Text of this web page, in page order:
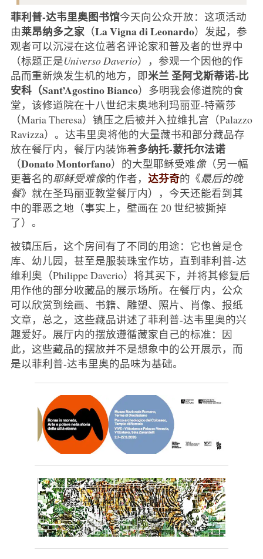
菲利普-达韦里奥图书馆今天向公众开放：这项活动
由莱昂纳多之家 （La Vigna di Leonardo）发起，参
观者可以沉浸在这位著名评论家和普及者的世界中
（标题正是Universo Daverio），参观一个因他的作
品而重新焕发生机的地方，即米兰圣阿戈斯蒂诺-比
安科（Sant’Agostino Bianco）多明我会修道院的食
堂，该修道院在十八世纪末奥地利玛丽亚-特蕾莎
（Maria Theresa）镇压之后被并入拉维扎宫（Palazzo
Ravizza）。达韦里奥将他的大量藏书和部分藏品存
放在餐厅内，餐厅内装饰着多纳托-蒙托尔法诺
（Donato Montorfano）的大型耶稣受难像（另一幅
更著名的耶稣受难像的作者， 达芬奇的《最后的晚
餐》就在圣玛丽亚教堂餐厅内），今天还能看到其
中的罪恶之地（事实上，壁画在 20 世纪被撕掉
了）。
被镇压后，这个房间有了不同的用途：它也曾是仓
库、幼儿园，甚至是服装珠宝作坊，直到菲利普-达
维利奥（Philippe Daverio）将其买下，并将其修复后
用作他的部分收藏品的展示场所。在餐厅内，公众
可以欣赏到绘画、书籍、雕塑、照片、肖像、报纸
文章，总之，这些藏品讲述了菲利普-达韦里奥的兴
趣爱好。展厅内的摆放遵循藏家自己的标准：因
此，这些藏品的摆放并不是想象中的公开展示，而
是以菲利普-达韦里奥的品味为基础。